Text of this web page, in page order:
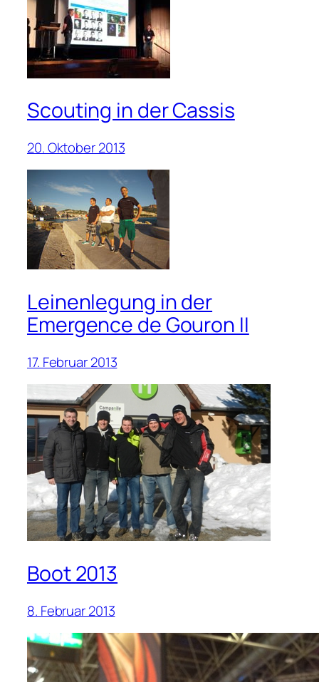
Scouting in der Cassis
20. Oktober 2013
Leinenlegung in der
Emergence de Gouron II
17. Februar 2013
Boot 2013
8. Februar 2013